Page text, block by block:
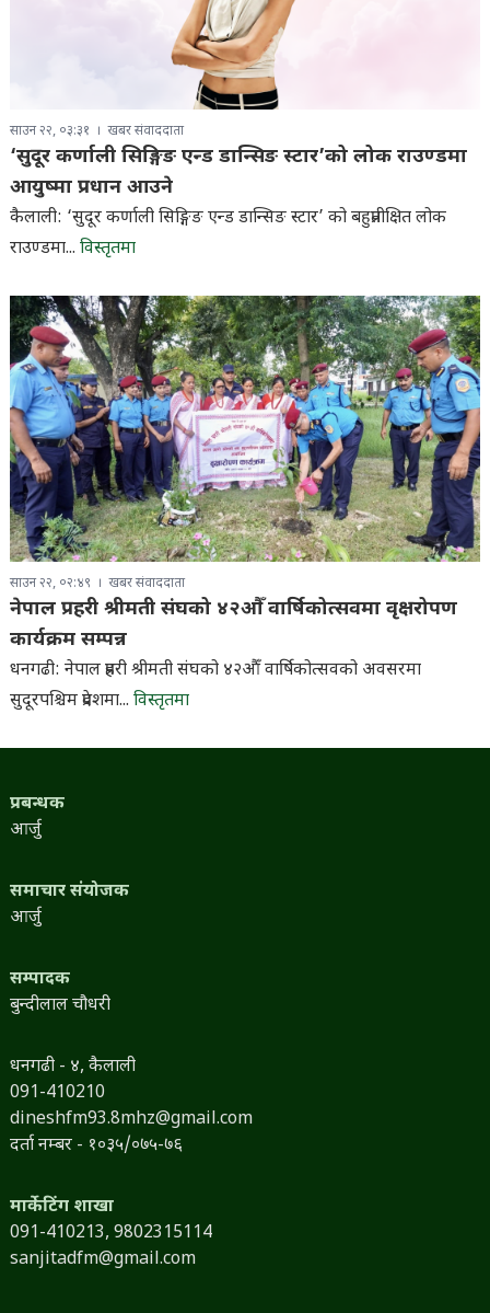
साउन २२, ०३:३१ खबर संवाददाता
‘सुदूर कर्णाली सिङ्गिङ एन्ड डान्सिङ स्टार’को लोक राउण्डमा
आयुष्मा प्रधान आउने
कैलाली: ‘सुदूर कर्णाली सिङ्गिङ एन्ड डान्सिङ स्टार’ को बहुप्रतीक्षित लोक
राउण्डमा... विस्तृतमा
साउन २२, ०२:४९ खबर संवाददाता
नेपाल प्रहरी श्रीमती संघको ४२औँ वार्षिकोत्सवमा वृक्षरोपण
कार्यक्रम सम्पन्न
धनगढी: नेपाल प्रहरी श्रीमती संघको ४२औँ वार्षिकोत्सवको अवसरमा
सुदूरपश्चिम प्रदेशमा... विस्तृतमा
प्रबन्धक
आर्जु
समाचार संयोजक
आर्जु
सम्पादक
बुन्दीलाल चौधरी
धनगढी - ४, कैलाली
091-410210
dineshfm93.8mhz@gmail.com
दर्ता नम्बर - १०३५/०७५-७६
मार्केटिंग शाखा
091-410213, 9802315114
sanjitadfm@gmail.com